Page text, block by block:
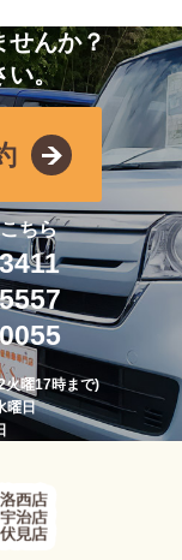
せんか？
い。
ちら
火曜17時まで)
曜日